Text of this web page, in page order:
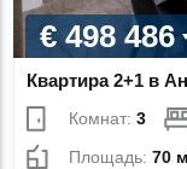
€ 498 486
Квартира 2+1 в
Комнат:3
Площадь:70